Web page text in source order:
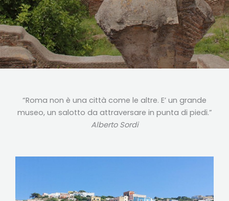
“Roma non è una città come le altre. E’ un grande
museo, un salotto da attraversare in punta di piedi.”
Alberto Sordi